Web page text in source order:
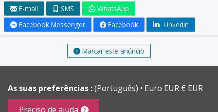
E-mail SMS
WhatsApp
Facebook Messenger
Facebook LinkedIn
Marcar este anúncio
As suas preferências :(Português)
Euro EUR € EUR
Preciso de ajuda